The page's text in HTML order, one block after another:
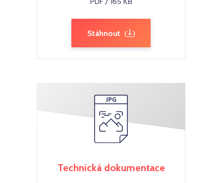
Stáhnout
Technická dokumentace